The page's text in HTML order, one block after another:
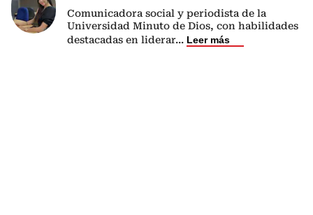
Comunicadora social y periodista de la
Universidad Minuto de Dios, con habilidades
destacadas en liderar... Leer más